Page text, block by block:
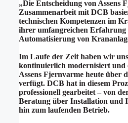
„Die Entscheidung von Assens
Zusammenarbeit mit DCB
technischen Kompetenzen im
ihrer umfangreichen Erfahrung
Automatisierung von
Im Laufe der Zeit haben wir
kontinuierlich modernisiert und
Assens Fjernvarme heute über
verfügt. DCB hat in diesem
professionell gearbeitet – von
Beratung über Installation und
hin zum laufenden Betrieb.